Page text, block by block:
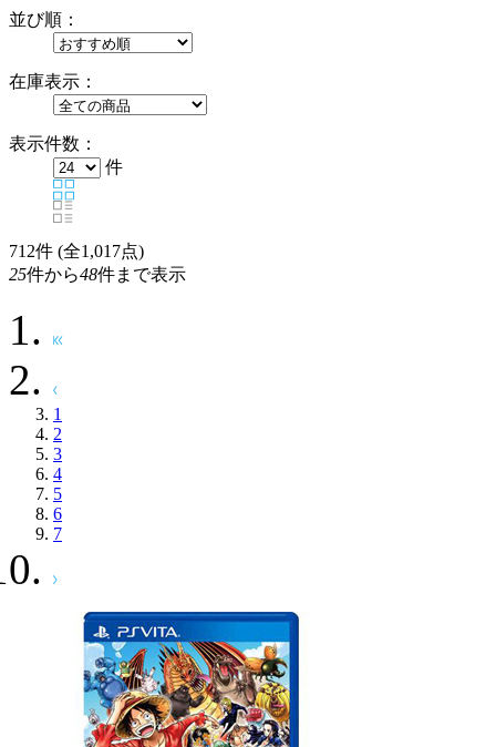
並び順：
在庫表示：
表示件数：
件
712件 (全1,017点)
25件から48件まで表示
1
2
3
4
5
6
7